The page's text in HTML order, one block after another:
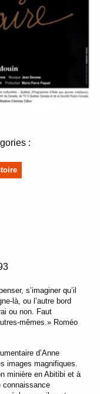
:
s’imaginer qu’il
là, ou l’autre bord
ou non. Faut
mêmes.» Roméo
d’Anne
images magnifiques.
minière en Abitibi et à
connaissance